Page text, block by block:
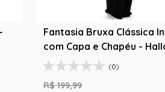
Fantasia Bruxa Clássica
com Capa e Chapéu -
(0)
R$ 199,99